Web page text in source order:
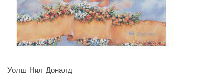
Уолш Нил Доналд